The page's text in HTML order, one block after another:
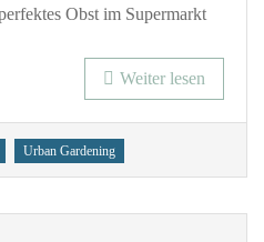
Obst im Supermarkt
Weiter lesen
Urban Gardening